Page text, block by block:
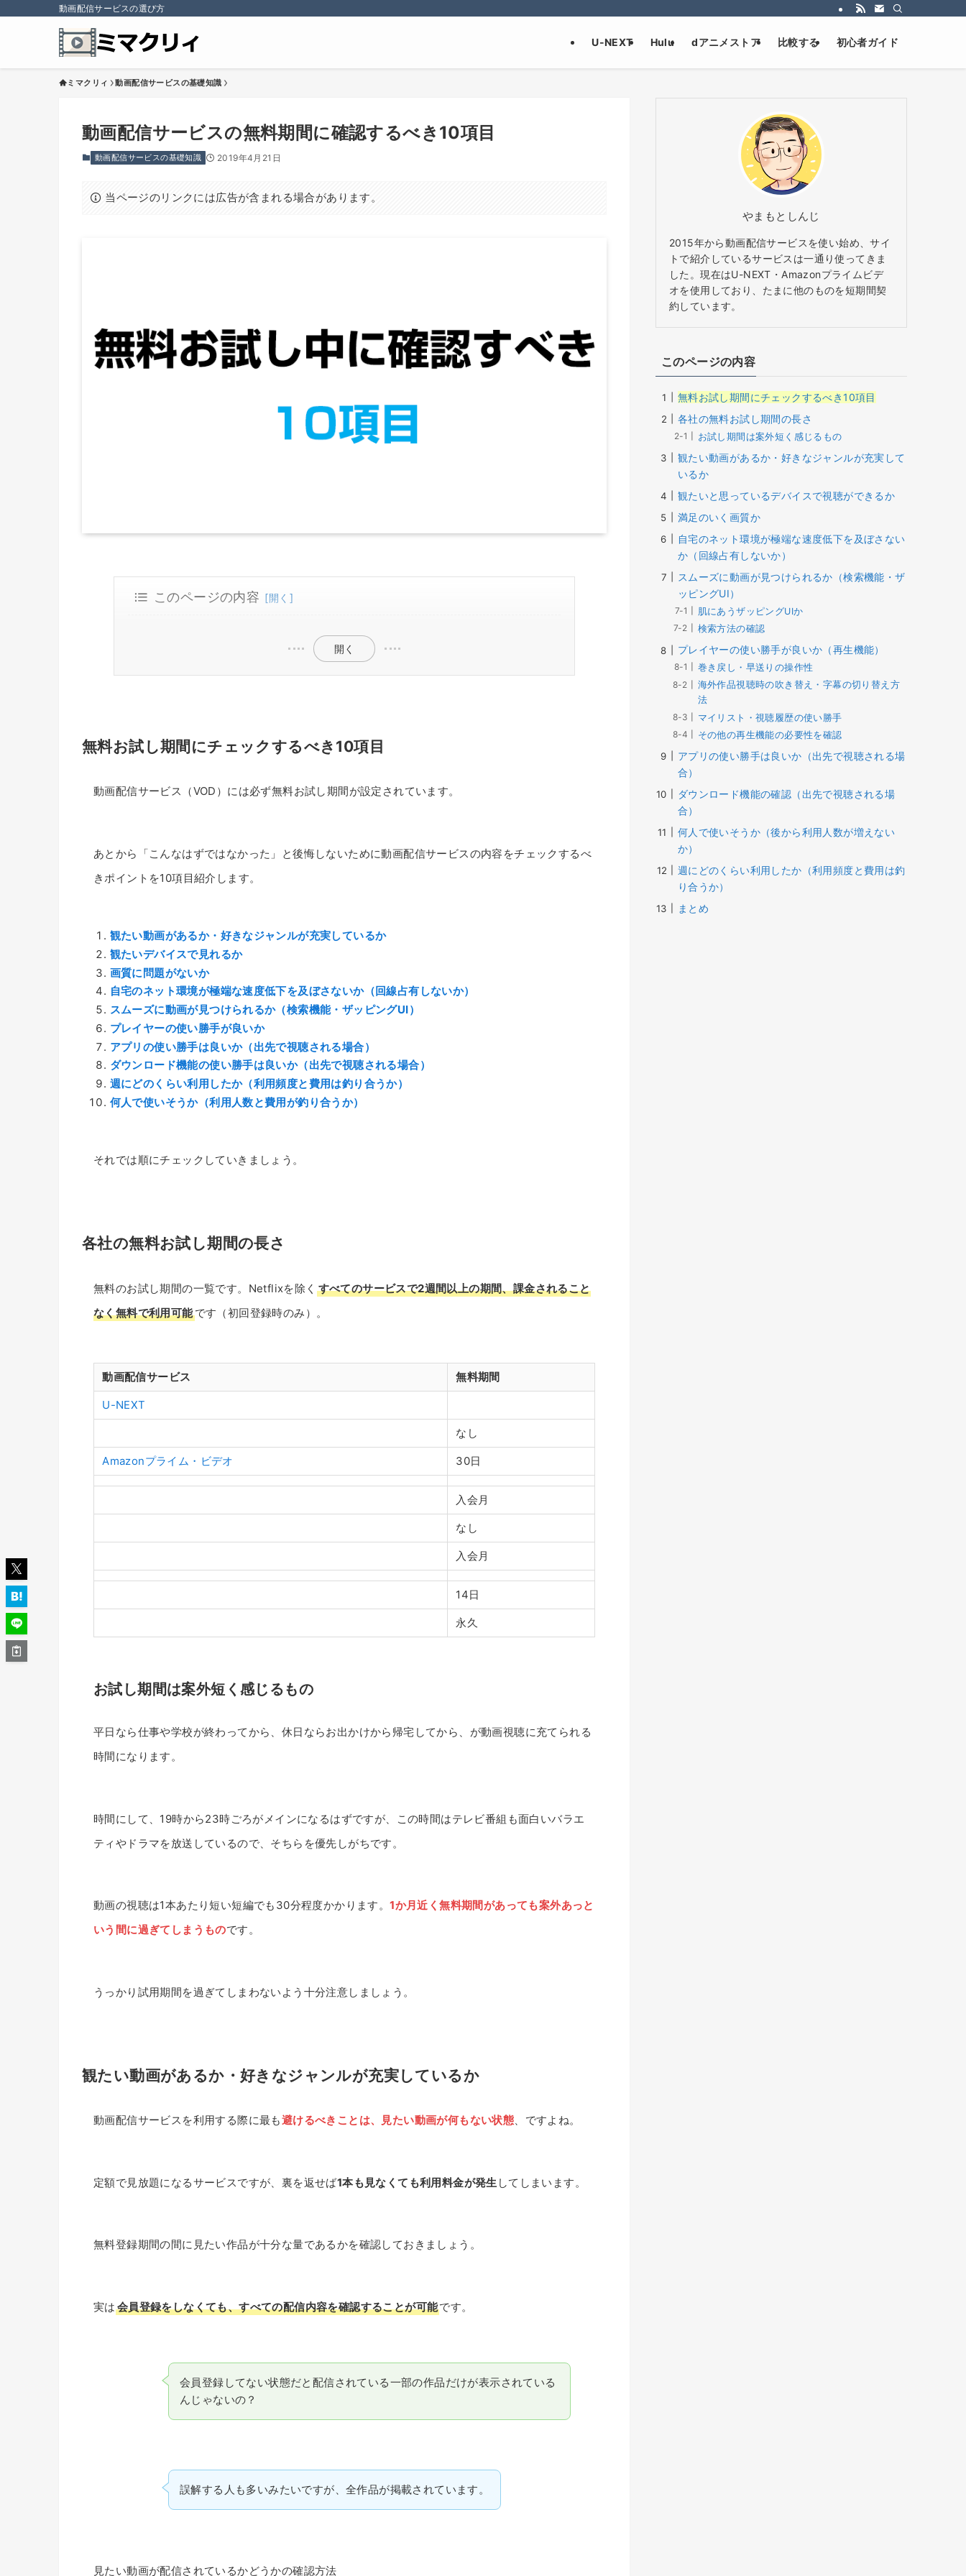
動画配信サービスの選び方
U-NEXT Hulu dアニメストア 比較する 初心者ガイド
ミマクリィ 動画配信サービスの基礎知識
動画配信サービスの無料期間に確認するべき10項目
動画配信サービスの基礎知識 2019年4月21日
当ページのリンクには広告が含まれる場合があります。
このページの内容
開く
無料お試し期間にチェックするべき10項目
動画配信サービス（VOD）には必ず無料お試し期間が設定されています。
あとから「こんなはずではなかった」と後悔しないために動画配信サービスの内容をチェックするべ
きポイントを10項目紹介します。
観たい動画があるか・好きなジャンルが充実しているか
観たいデバイスで見れるか
画質に問題がないか
自宅のネット環境が極端な速度低下を及ぼさないか（回線占有しないか）
スムーズに動画が見つけられるか（検索機能・ザッピングUI）
プレイヤーの使い勝手が良いか
アプリの使い勝手は良いか（出先で視聴される場合）
ダウンロード機能の使い勝手は良いか（出先で視聴される場合）
週にどのくらい利用したか（利用頻度と費用は釣り合うか）
何人で使いそうか（利用人数と費用が釣り合うか）
それでは順にチェックしていきましょう。
各社の無料お試し期間の長さ
無料のお試し期間の一覧です。Netflixを除く すべてのサービスで2週間以上の期間、課金されること
なく無料で利用可能です（初回登録時のみ）。
動画配信サービス 無料期間
U-NEXT
なし
Amazonプライム・ビデオ 30日
入会月
なし
入会月
14日
永久
お試し期間は案外短く感じるもの
平日なら仕事や学校が終わってから、休日ならお出かけから帰宅してから、が動画視聴に充てられる
時間になります。
時間にして、19時から23時ごろがメインになるはずですが、この時間はテレビ番組も面白いバラエ
ティやドラマを放送しているので、そちらを優先しがちです。
動画の視聴は1本あたり短い短編でも30分程度かかります。1か月近く無料期間があっても案外あっと
いう間に過ぎてしまうものです。
うっかり試用期間を過ぎてしまわないよう十分注意しましょう。
観たい動画があるか・好きなジャンルが充実しているか
動画配信サービスを利用する際に最も避けるべきことは、見たい動画が何もない状態、ですよね。
定額で見放題になるサービスですが、裏を返せば1本も見なくても利用料金が発生 してしまいます。
無料登録期間の間に見たい作品が十分な量であるかを確認しておきましょう。
実は 会員登録をしなくても、すべての配信内容を確認することが可能です。
会員登録してない状態だと配信されている一部の作品だけが表示されている
んじゃないの？
誤解する人も多いみたいですが、全作品が掲載されています。
見たい動画が配信されているかどうかの確認方法
やまもとしんじ
2015年から動画配信サービスを使い始め、サイ
トで紹介しているサービスは一通り使ってきま
した。現在はU-NEXT・Amazonプライムビデ
オを使用しており、たまに他のものを短期間契
約しています。
このページの内容
無料お試し期間にチェックするべき10項目
各社の無料お試し期間の長さ
お試し期間は案外短く感じるもの
観たい動画があるか・好きなジャンルが充実して
いるか
観たいと思っているデバイスで視聴ができるか
満足のいく画質か
自宅のネット環境が極端な速度低下を及ぼさない
か（回線占有しないか）
スムーズに動画が見つけられるか（検索機能・ザ
ッピングUI）
肌にあうザッピングUIか
検索方法の確認
プレイヤーの使い勝手が良いか（再生機能）
巻き戻し・早送りの操作性
海外作品視聴時の吹き替え・字幕の切り替え方
法
マイリスト・視聴履歴の使い勝手
その他の再生機能の必要性を確認
アプリの使い勝手は良いか（出先で視聴される場
合）
ダウンロード機能の確認（出先で視聴される場
合）
何人で使いそうか（後から利用人数が増えない
か）
週にどのくらい利用したか（利用頻度と費用は釣
り合うか）
まとめ